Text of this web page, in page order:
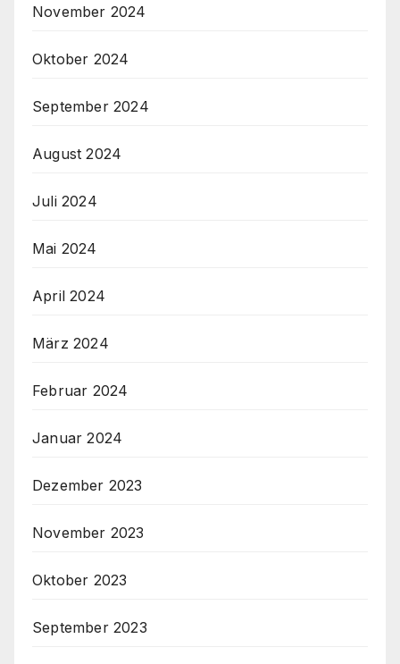
November 2024
Oktober 2024
September 2024
August 2024
Juli 2024
Mai 2024
April 2024
März 2024
Februar 2024
Januar 2024
Dezember 2023
November 2023
Oktober 2023
September 2023